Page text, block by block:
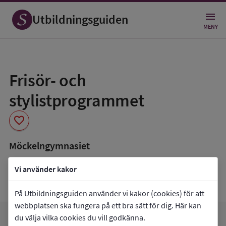
Vi använder kakor
På Utbildningsguiden använder vi kakor (cookies) för att
webbplatsen ska fungera på ett bra sätt för dig. Här kan
du välja vilka cookies du vill godkänna.
Utbildningsguiden MENY
Frisör- och
stylistprogrammet
favorite
som
favorit
Möckelngymnasiet
book_5 Inriktning som finns tillgänglig
Data saknas